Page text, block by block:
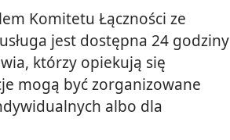
Komitetu Łączności ze
jest dostępna 24 godziny
którzy opiekują się
mogą być zorganizowane
albo dla